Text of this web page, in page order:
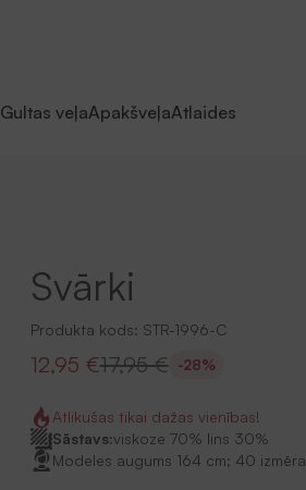
Gultas veļaApakšveļaAtlaides
Svārki
Produkta kods: STR-1996-C
12,95 €17,95 € -28%
Atlikušas tikai dažas vienības!
Sāstavs:viskoze 70% lins 30%
Modeles augums 164 cm; 40 izmēra